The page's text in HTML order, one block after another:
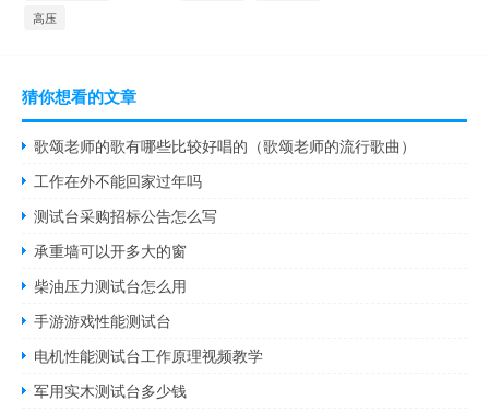
高压
猜你想看的文章
歌颂老师的歌有哪些比较好唱的（歌颂老师的流行歌曲）
工作在外不能回家过年吗
测试台采购招标公告怎么写
承重墙可以开多大的窗
柴油压力测试台怎么用
手游游戏性能测试台
电机性能测试台工作原理视频教学
军用实木测试台多少钱